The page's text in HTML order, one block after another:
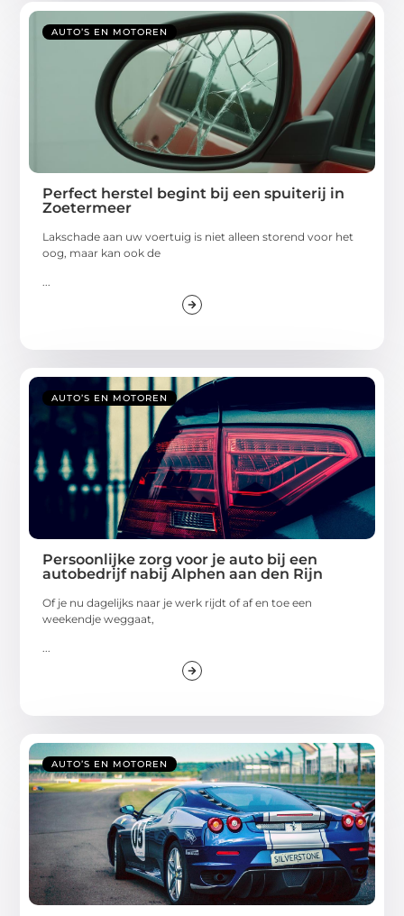
AUTO’S EN MOTOREN
Perfect herstel begint bij een spuiterij in
Zoetermeer
Lakschade aan uw voertuig is niet alleen storend voor het
oog, maar kan ook de
AUTO’S EN MOTOREN
Persoonlijke zorg voor je auto bij een
autobedrijf nabij Alphen aan den Rijn
Of je nu dagelijks naar je werk rijdt of af en toe een
weekendje weggaat,
...
AUTO’S EN MOTOREN